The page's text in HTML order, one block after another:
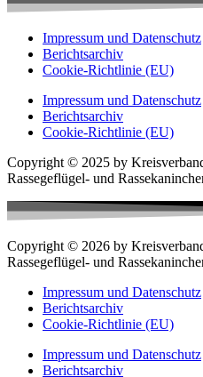
Impressum und Datenschutz
Berichtsarchiv
Cookie-Richtlinie (EU)
Impressum und Datenschutz
Berichtsarchiv
Cookie-Richtlinie (EU)
Copyright © 2025 by
Rassegeflügel- und
Copyright © 2026 by
Rassegeflügel- und
Impressum und Datenschutz
Berichtsarchiv
Cookie-Richtlinie (EU)
Impressum und Datenschutz
Berichtsarchiv